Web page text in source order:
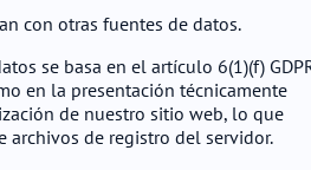
con otras fuentes de datos.
se basa en el artículo 6(1)(f)
en la presentación técnicamente
de nuestro sitio web, lo que
archivos de registro del servidor.